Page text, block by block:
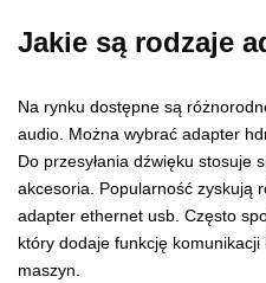
Jakie są rodzaje
Na rynku dostępne są
audio. Można wybrać adapter
Do przesyłania dźwięku stosuje
akcesoria. Popularność zyskują
adapter ethernet usb. Często
który dodaje funkcję
maszyn.